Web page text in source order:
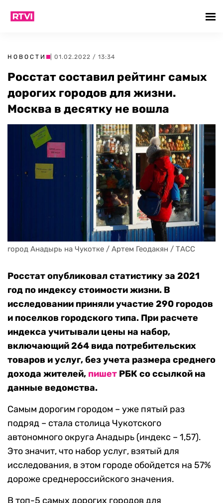
НОВОСТИ | 01.02.2022 / 13:34
Росстат составил рейтинг самых
дорогих городов для жизни.
Москва в десятку не вошла
город Анадырь на Чукотке / Артем Геодакян / ТАСС
Росстат опубликовал статистику за 2021
год по индексу стоимости жизни. В
исследовании приняли участие 290 городов
и поселков городского типа. При расчете
индекса учитывали цены на набор,
включающий 264 вида потребительских
товаров и услуг, без учета размера среднего
дохода жителей, пишет РБК со ссылкой на
данные ведомства.
Самым дорогим городом – уже пятый раз
подряд – стала столица Чукотского
автономного округа Анадырь (индекс – 1,57).
Это значит, что набор услуг, взятый для
исследования, в этом городе обойдется на 57%
дороже среднероссийского значения.
В топ-5 самых дорогих городов для